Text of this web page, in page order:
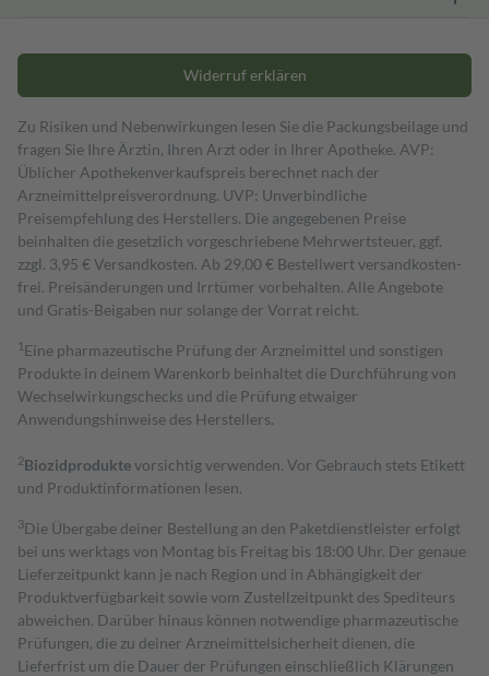
Widerruf erklären
Zu Risiken und Nebenwirkungen lesen Sie die Packungsbeilage und
fragen Sie Ihre Ärztin, Ihren Arzt oder in Ihrer Apotheke. AVP:
Üblicher Apothekenverkaufspreis berechnet nach der
Arzneimittelpreisverordnung. UVP: Unverbindliche
Preisempfehlung des Herstellers. Die angegebenen Preise
beinhalten die gesetzlich vorgeschriebene Mehrwertsteuer, ggf.
zzgl. 3,95 € Versandkosten. Ab 29,00 € Bestell­wert versand­kosten­
frei. Preisänderungen und Irrtümer vorbehalten. Alle Angebote
und Gratis-Beigaben nur solange der Vorrat reicht.
1 Eine pharmazeutische Prüfung der Arzneimittel und sonstigen
Produkte in deinem Warenkorb beinhaltet die Durchführung von
Wechselwirkungschecks und die Prüfung etwaiger
Anwendungshinweise des Herstellers.
2Biozidproduktevorsichtig verwenden. Vor Gebrauch stets Etikett
und Produktinformationen lesen.
3Die Übergabe deiner Bestellung an den Paketdienstleister erfolgt
bei uns werktags von Montag bis Freitag bis 18:00 Uhr. Der genaue
Lieferzeitpunkt kann je nach Region und in Abhängigkeit der
Produktverfügbarkeit sowie vom Zustellzeitpunkt des Spediteurs
abweichen. Darüber hinaus können notwendige pharmazeutische
Prüfungen, die zu deiner Arzneimittelsicherheit dienen, die
Lieferfrist um die Dauer der Prüfungen einschließlich Klärungen